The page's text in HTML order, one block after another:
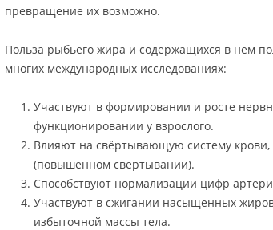
превращение их возможно.
Польза рыбьего жира и содержащихся в нём
многих международных исследованиях:
Участвуют в формировании и росте
функционировании у взрослого.
Влияют на свёртывающую систему крови,
(повышенном свёртывании).
Способствуют нормализации цифр
Участвуют в сжигании насыщенных
избыточной массы тела.